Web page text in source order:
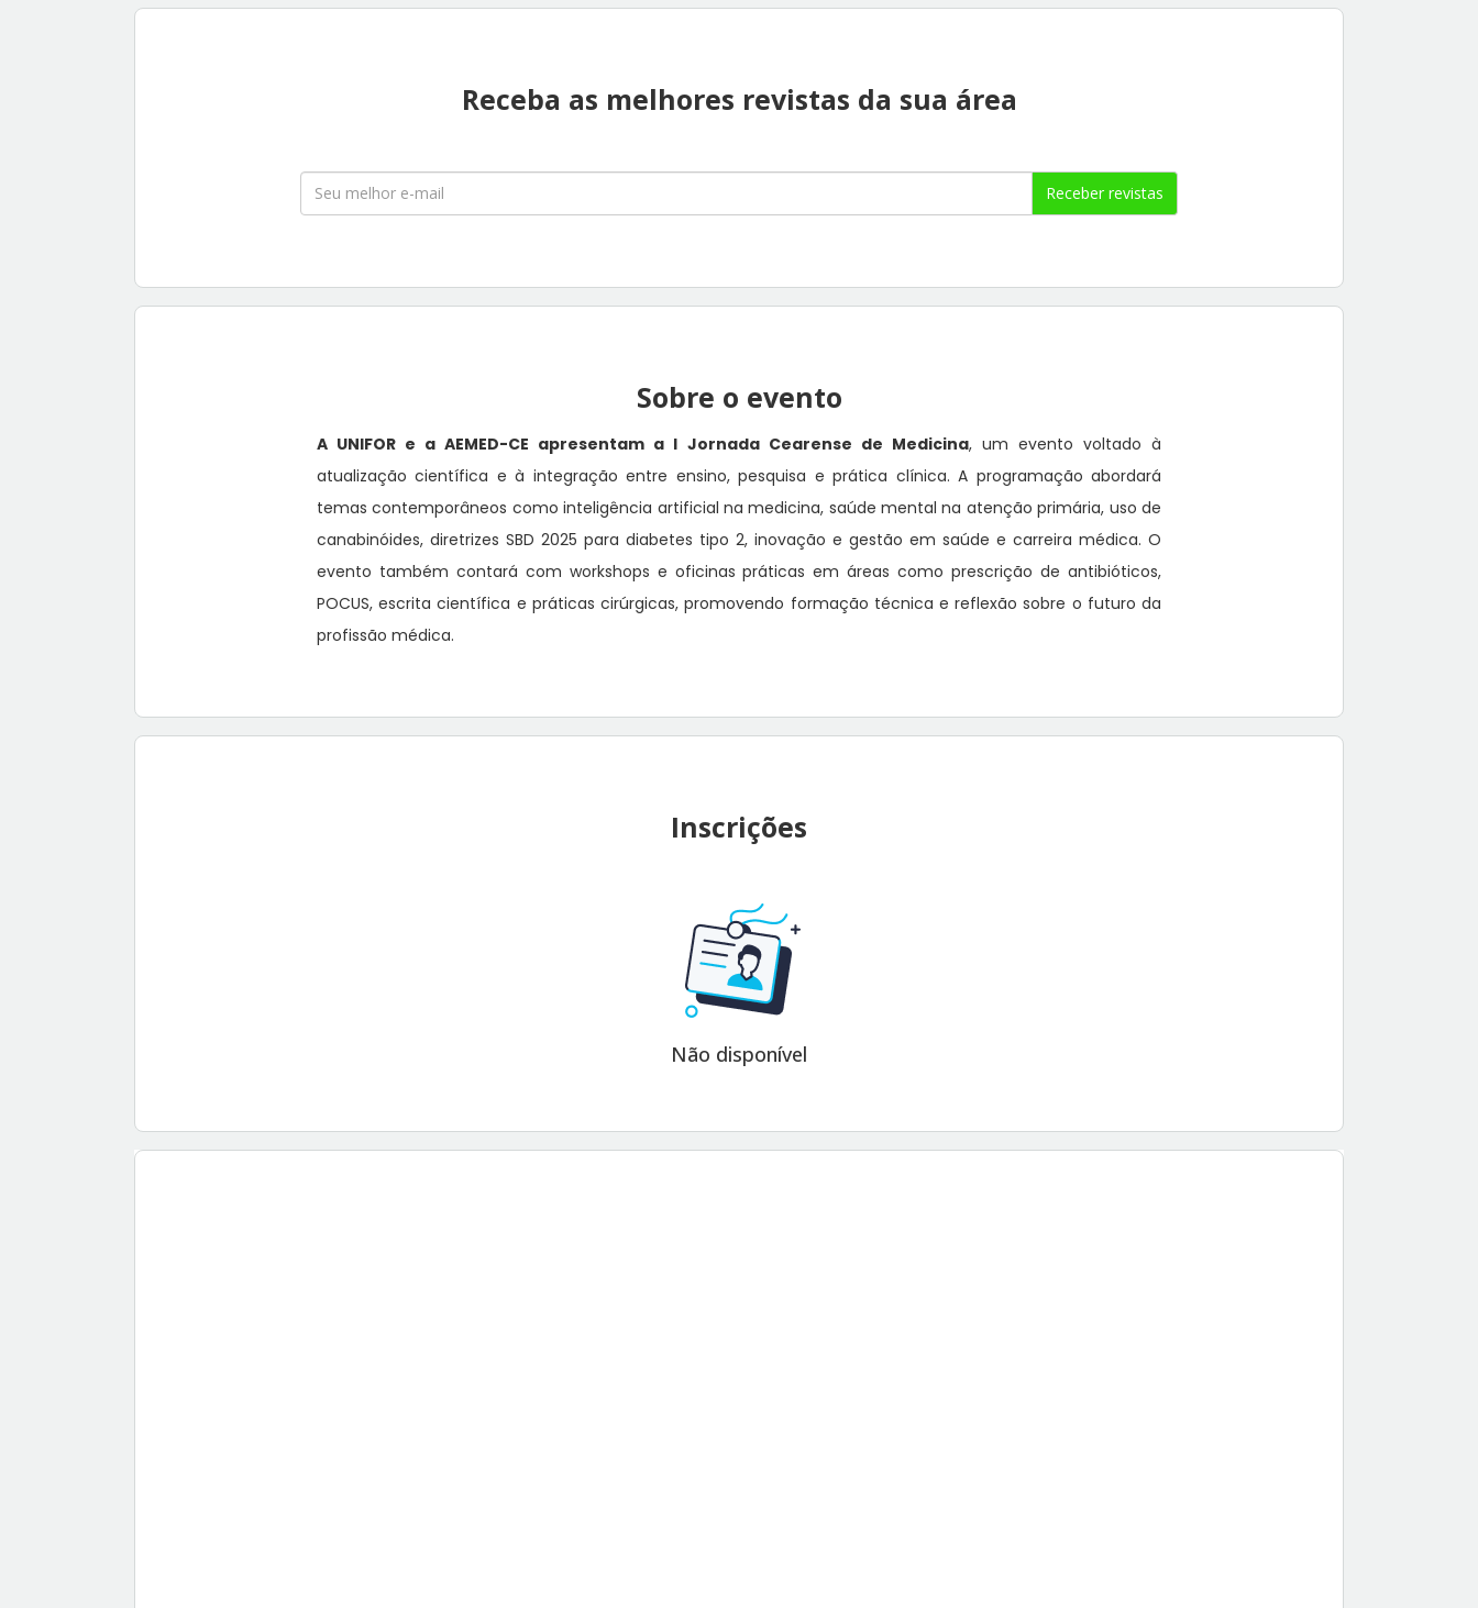
Receba as melhores revistas da sua área
Receber revistas
Sobre o evento
A UNIFOR e a AEMED-CE apresentam a I Jornada Cearense de Medicina, um evento voltado à
atualização científica e à integração entre ensino, pesquisa e prática clínica. A programação abordará
temas contemporâneos como inteligência artificial na medicina, saúde mental na atenção primária, uso de
canabinóides, diretrizes SBD 2025 para diabetes tipo 2, inovação e gestão em saúde e carreira médica. O
evento também contará com workshops e oficinas práticas em áreas como prescrição de antibióticos,
POCUS, escrita científica e práticas cirúrgicas, promovendo formação técnica e reflexão sobre o futuro da
profissão médica.
Inscrições
Não disponível